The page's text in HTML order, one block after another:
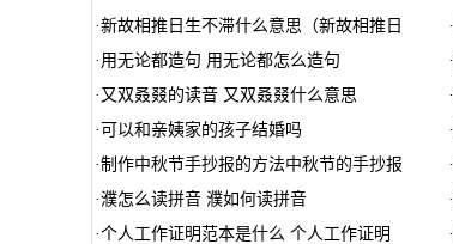
·新故相推日生不滞什么意思（新故相推日 ·
· 用无论都造句 用无论都怎么造句 ·
· 又双叒叕的读音 又双叒叕什么意思 ·
· 可以和亲姨家的孩子结婚吗 ·
·制作中秋节手抄报的方法中秋节的手抄报 ·
·濮怎么读拼音 濮如何读拼音 ·
·个人工作证明范本是什么 个人工作证明 ·